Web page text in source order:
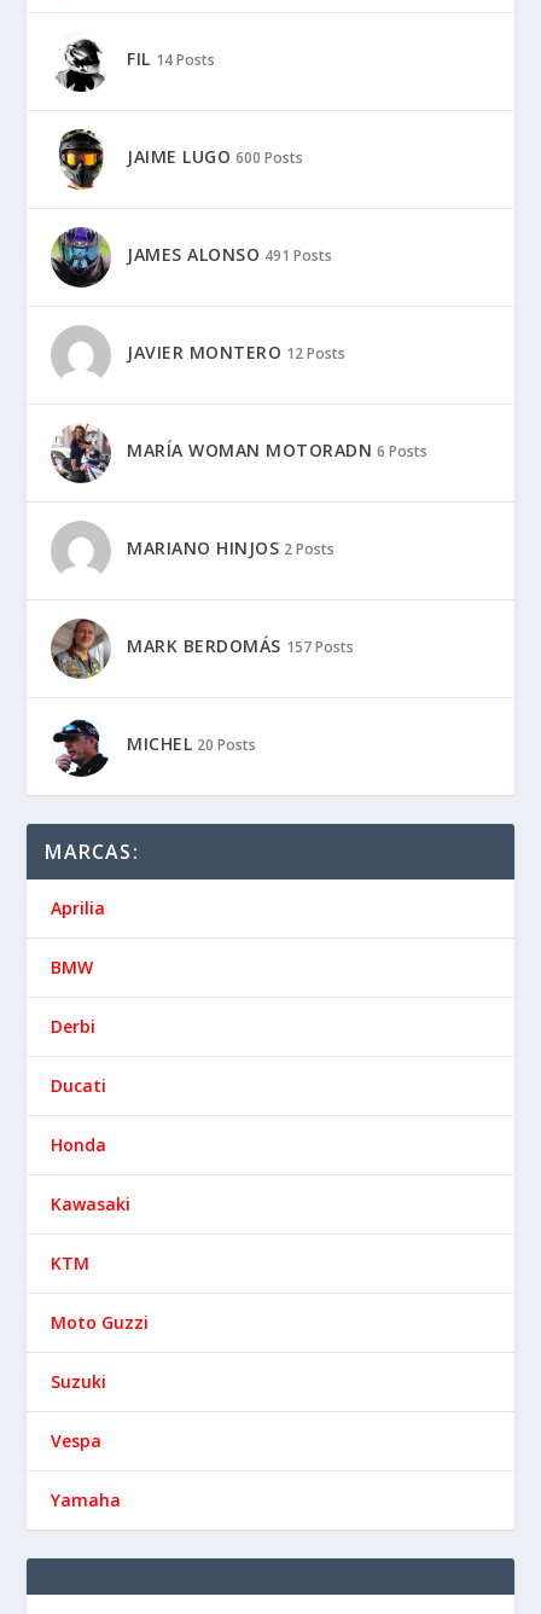
FIL 14 Posts
JAIME LUGO 600 Posts
JAMES ALONSO 491 Posts
JAVIER MONTERO 12 Posts
MARÍA WOMAN MOTORADN 6 Posts
MARIANO HINJOS 2 Posts
MARK BERDOMÁS 157 Posts
MICHEL 20 Posts
MARCAS:
Aprilia
BMW
Derbi
Ducati
Honda
Kawasaki
KTM
Moto Guzzi
Suzuki
Vespa
Yamaha